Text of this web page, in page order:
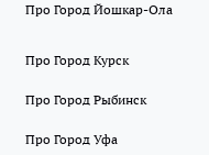
Про Город Йошкар-Ола
Про Город Курск
Про Город Рыбинск
Про Город Уфа